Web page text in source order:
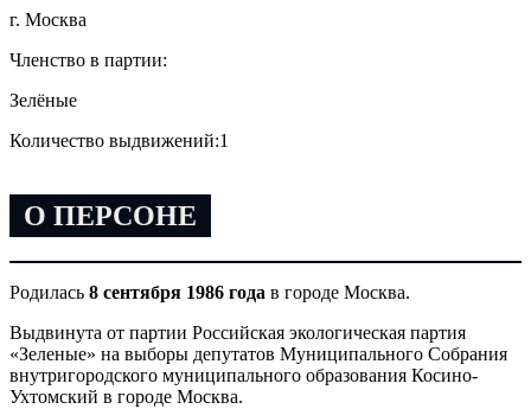
г. Москва
Членство в партии:
Зелёные
Количество выдвижений:1
О ПЕРСОНЕ
Родилась 8 сентября 1986 года в городе Москва.
Выдвинута от партии Российская экологическая партия
«Зеленые» на выборы депутатов Муниципального Собрания
внутригородского муниципального образования Косино-
Ухтомский в городе Москва.